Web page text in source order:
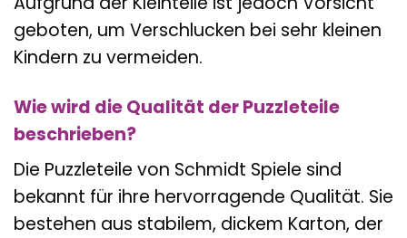
geboten, um Verschlucken bei sehr kleinen
Kindern zu vermeiden.
Wie wird die Qualität der Puzzleteile
beschrieben?
Die Puzzleteile von Schmidt Spiele sind
bekannt für ihre hervorragende Qualität. Sie
bestehen aus stabilem, dickem Karton, der